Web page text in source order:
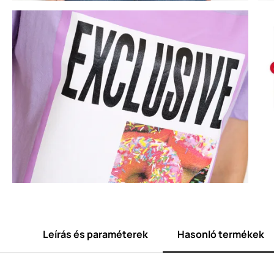
Leírás és paraméterek Hasonló termékek